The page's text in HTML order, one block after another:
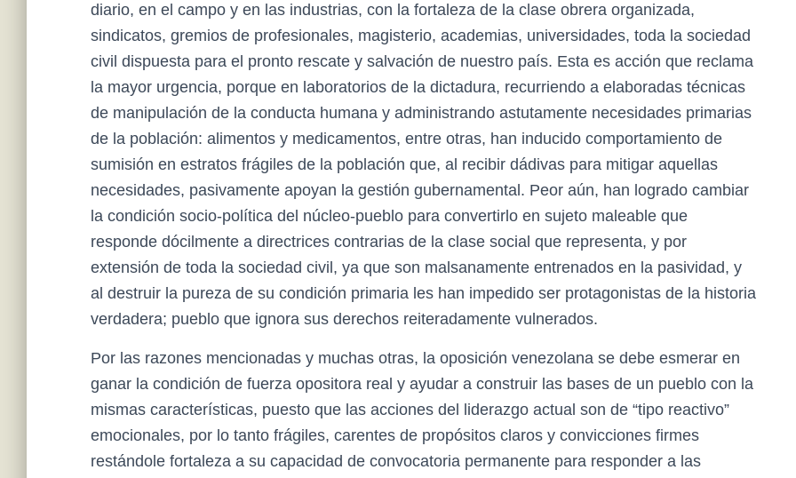
diario, en el campo y en las industrias, con la fortaleza de la clase obrera organizada,
sindicatos, gremios de profesionales, magisterio, academias, universidades, toda la sociedad
civil dispuesta para el pronto rescate y salvación de nuestro país. Esta es acción que reclama
la mayor urgencia, porque en laboratorios de la dictadura, recurriendo a elaboradas técnicas
de manipulación de la conducta humana y administrando astutamente necesidades primarias
de la población: alimentos y medicamentos, entre otras, han inducido comportamiento de
sumisión en estratos frágiles de la población que, al recibir dádivas para mitigar aquellas
necesidades, pasivamente apoyan la gestión gubernamental. Peor aún, han logrado cambiar
la condición socio-política del núcleo-pueblo para convertirlo en sujeto maleable que
responde dócilmente a directrices contrarias de la clase social que representa, y por
extensión de toda la sociedad civil, ya que son malsanamente entrenados en la pasividad, y
al destruir la pureza de su condición primaria les han impedido ser protagonistas de la historia
verdadera; pueblo que ignora sus derechos reiteradamente vulnerados.
Por las razones mencionadas y muchas otras, la oposición venezolana se debe esmerar en
ganar la condición de fuerza opositora real y ayudar a construir las bases de un pueblo con la
mismas características, puesto que las acciones del liderazgo actual son de “tipo reactivo”
emocionales, por lo tanto frágiles, carentes de propósitos claros y convicciones firmes
restándole fortaleza a su capacidad de convocatoria permanente para responder a las